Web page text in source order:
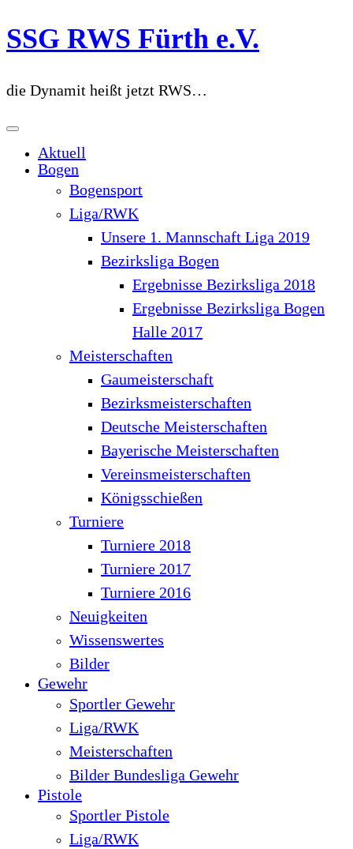
Zum
Inhalt
SSG RWS Fürth e.V.
die Dynamit heißt jetzt RWS…
Aktuell
Bogen
Bogensport
Liga/RWK
Unsere 1. Mannschaft Liga 2019
Bezirksliga Bogen
Ergebnisse Bezirksliga 2018
Ergebnisse Bezirksliga Bogen
Halle 2017
Meisterschaften
Gaumeisterschaft
Bezirksmeisterschaften
Deutsche Meisterschaften
Bayerische Meisterschaften
Vereinsmeisterschaften
Königsschießen
Turniere
Turniere 2018
Turniere 2017
Turniere 2016
Neuigkeiten
Wissenswertes
Bilder
Gewehr
Sportler Gewehr
Liga/RWK
Meisterschaften
Bilder Bundesliga Gewehr
Pistole
Sportler Pistole
Liga/RWK